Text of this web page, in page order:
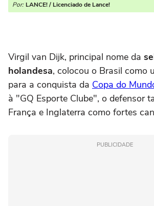
Por: LANCE! / Licenciado de Lance!
Virgil van Dijk, principal nome da
holandesa, colocou o Brasil como
para a conquista da Copa do
à "GQ Esporte Clube", o defensor
França e Inglaterra como fortes
PUBLICIDADE